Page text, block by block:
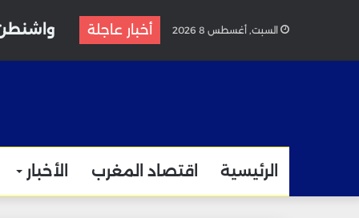
السبت, أغسطس 8 2026 أخبار عاجلة
الرئيسية اقتصاد المغرب الأخبار